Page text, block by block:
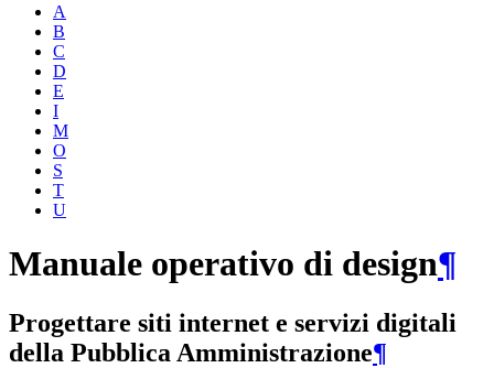
A
B
C
D
E
I
M
O
S
T
U
Manuale operativo di design¶
Progettare siti internet e servizi digitali
della Pubblica Amministrazione¶